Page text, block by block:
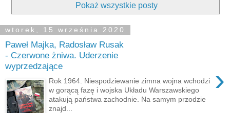
Pokaż wszystkie posty
wtorek, 15 września 2020
Paweł Majka, Radosław Rusak
- Czerwone żniwa. Uderzenie
wyprzedzające
›
Rok 1964. Niespodziewanie zimna wojna wchodzi
w gorącą fazę i wojska Układu Warszawskiego
atakują państwa zachodnie. Na samym przodzie
znajd...